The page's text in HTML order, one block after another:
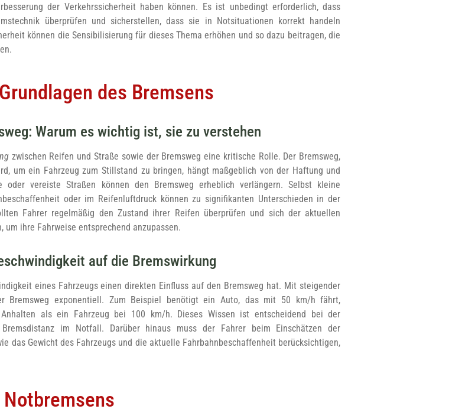
der Verkehrssicherheit haben können. Es ist unbedingt erforderlich, dass
überprüfen und sicherstellen, dass sie in Notsituationen korrekt handeln
können die Sensibilisierung für dieses Thema erhöhen und so dazu beitragen, die
des Bremsens
Warum es wichtig ist, sie zu verstehen
zwischen Reifen und Straße sowie der Bremsweg eine kritische Rolle. Der Bremsweg,
um ein Fahrzeug zum Stillstand zu bringen, hängt maßgeblich von der Haftung und
oder vereiste Straßen können den Bremsweg erheblich verlängern. Selbst kleine
oder im Reifenluftdruck können zu signifikanten Unterschieden in der
Fahrer regelmäßig den Zustand ihrer Reifen überprüfen und sich der aktuellen
um ihre Fahrweise entsprechend anzupassen.
auf die Bremswirkung
eines Fahrzeugs einen direkten Einfluss auf den Bremsweg hat. Mit steigender
Bremsweg exponentiell. Zum Beispiel benötigt ein Auto, das mit 50 km/h fährt,
als ein Fahrzeug bei 100 km/h. Dieses Wissen ist entscheidend bei der
im Notfall. Darüber hinaus muss der Fahrer beim Einschätzen der
das Gewicht des Fahrzeugs und die aktuelle Fahrbahnbeschaffenheit berücksichtigen,